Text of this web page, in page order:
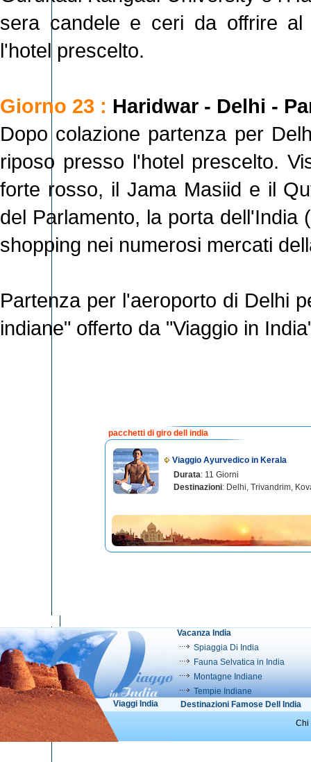
sera candele e ceri da offrire al
l'hotel prescelto.
Giorno 23 : Haridwar - Delhi -
Dopo colazione partenza per
riposo presso l'hotel prescelto.
forte rosso, il Jama Masiid e il
del Parlamento, la porta dell'India
shopping nei numerosi mercati
Partenza per l'aeroporto di Delhi
indiane" offerto da "Viaggio in
pacchetti di giro dell india
Viaggio Ayurvedico in Kerala
Durata: 11 Giorni
Destinazioni: Delhi, Trivandrim,
Vacanza India
Spiaggia Di India
Fauna Selvatica in India
Montagne Indiane
Tempie Indiane
Viaggi India
Destinazioni Famose Dell India
Chi